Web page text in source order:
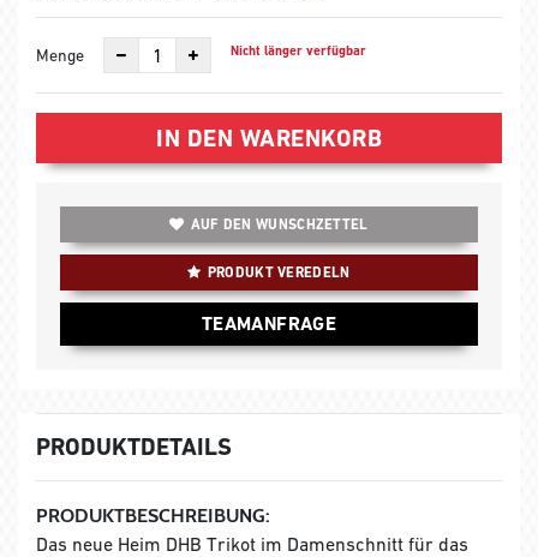
Menge Nicht länger verfügbar
IN DEN WARENKORB
AUF DEN WUNSCHZETTEL
PRODUKT VEREDELN
TEAMANFRAGE
PRODUKTDETAILS
PRODUKTBESCHREIBUNG:
Das neue Heim DHB Trikot im Damenschnitt für das